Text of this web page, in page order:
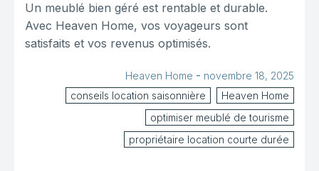
Un meublé bien géré est rentable et durable.
Avec Heaven Home, vos voyageurs sont
satisfaits et vos revenus optimisés.
Heaven Home - novembre 18, 2025
conseils location saisonnière
Heaven Home
optimiser meublé de tourisme
propriétaire location courte durée